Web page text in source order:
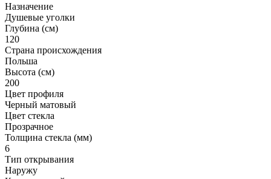
Назначение
Душевые уголки
Глубина (см)
120
Страна происхождения
Польша
Высота (см)
200
Цвет профиля
Черный матовый
Цвет стекла
Прозрачное
Толщина стекла (мм)
6
Тип открывания
Наружу